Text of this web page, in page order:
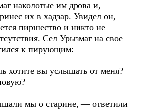
наколотые им дрова и,
их в хадзар. Увидел он,
пиршество и никто не
Сел Урызмаг на свое
к пирующим:
хотите вы услышать от меня?
мы о старине, — ответили